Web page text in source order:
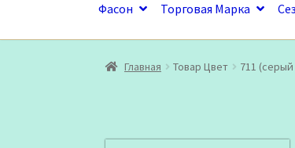
Фасон Торговая Марка
Главная Товар Цвет 711